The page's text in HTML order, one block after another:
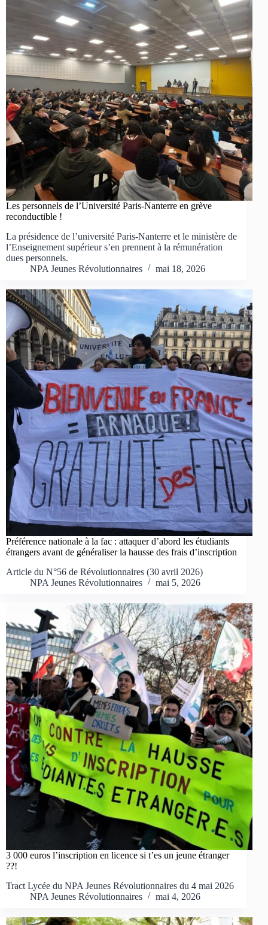
Les personnels de l’Université Paris-Nanterre en grève
reconductible !
La présidence de l’université Paris-Nanterre et le ministère de
l’Enseignement supérieur s’en prennent à la rémunération
dues personnels.
NPA Jeunes Révolutionnaires
mai 18, 2026
Préférence nationale à la fac : attaquer d’abord les étudiants
étrangers avant de généraliser la hausse des frais d’inscription
Article du N°56 de Révolutionnaires (30 avril 2026)
NPA Jeunes Révolutionnaires
mai 5, 2026
3 000 euros l’inscription en licence si t’es un jeune étranger
??!
Tract Lycée du NPA Jeunes Révolutionnaires du 4 mai 2026
NPA Jeunes Révolutionnaires
mai 4, 2026